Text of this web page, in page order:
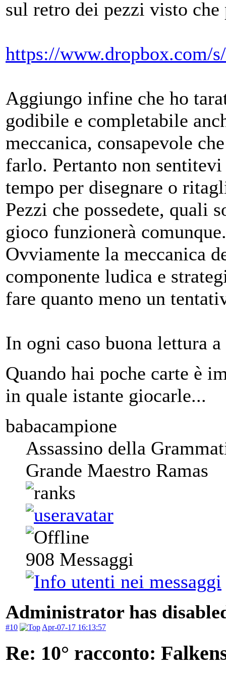
sul retro dei pezzi visto che
https://www.dropbox.com/
Aggiungo infine che ho
godibile e completabile
meccanica, consapevole
farlo. Pertanto non
tempo per disegnare o
Pezzi che possedete, quali
gioco funzionerà comunque.
Ovviamente la meccanica
componente ludica e
fare quanto meno un
In ogni caso buona lettura
Quando hai poche carte è
in quale istante giocarle...
babacampione
Assassino della
Grande Maestro Ramas
908 Messaggi
Administrator has
#10 Apr-07-17 16:13:57
Re: 10° racconto: